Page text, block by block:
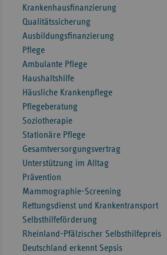
Krankenhausfinanzierung
Qualitätssicherung
Ausbildungsfinanzierung
Pflege
Ambulante Pflege
Haushaltshilfe
Häusliche Krankenpflege
Pflegeberatung
Soziotherapie
Stationäre Pflege
Gesamtversorgungsvertrag
Unterstützung im Alltag
Prävention
Mammographie-Screening
Rettungsdienst und Krankentransport
Selbsthilfeförderung
Rheinland-Pfälzischer Selbsthilfepreis
Deutschland erkennt Sepsis